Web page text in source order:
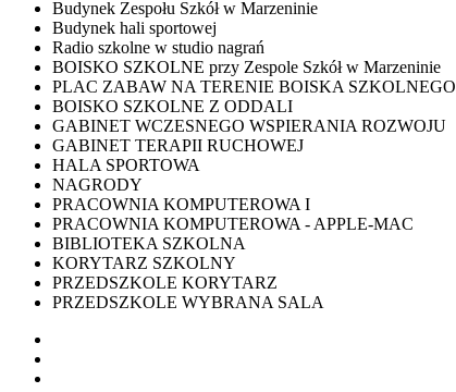
Budynek Zespołu Szkół w Marzeninie
Budynek hali sportowej
Radio szkolne w studio nagrań
BOISKO SZKOLNE przy Zespole Szkół w Marzeninie
PLAC ZABAW NA TERENIE BOISKA SZKOLNEGO
BOISKO SZKOLNE Z ODDALI
GABINET WCZESNEGO WSPIERANIA ROZWOJU
GABINET TERAPII RUCHOWEJ
HALA SPORTOWA
NAGRODY
PRACOWNIA KOMPUTEROWA I
PRACOWNIA KOMPUTEROWA - APPLE-MAC
BIBLIOTEKA SZKOLNA
KORYTARZ SZKOLNY
PRZEDSZKOLE KORYTARZ
PRZEDSZKOLE WYBRANA SALA